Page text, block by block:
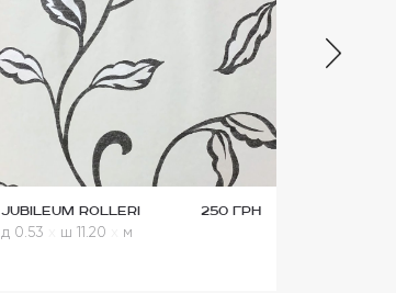
Jubileum Rolleri 250 грн
д 0.53 ш 11.20 м